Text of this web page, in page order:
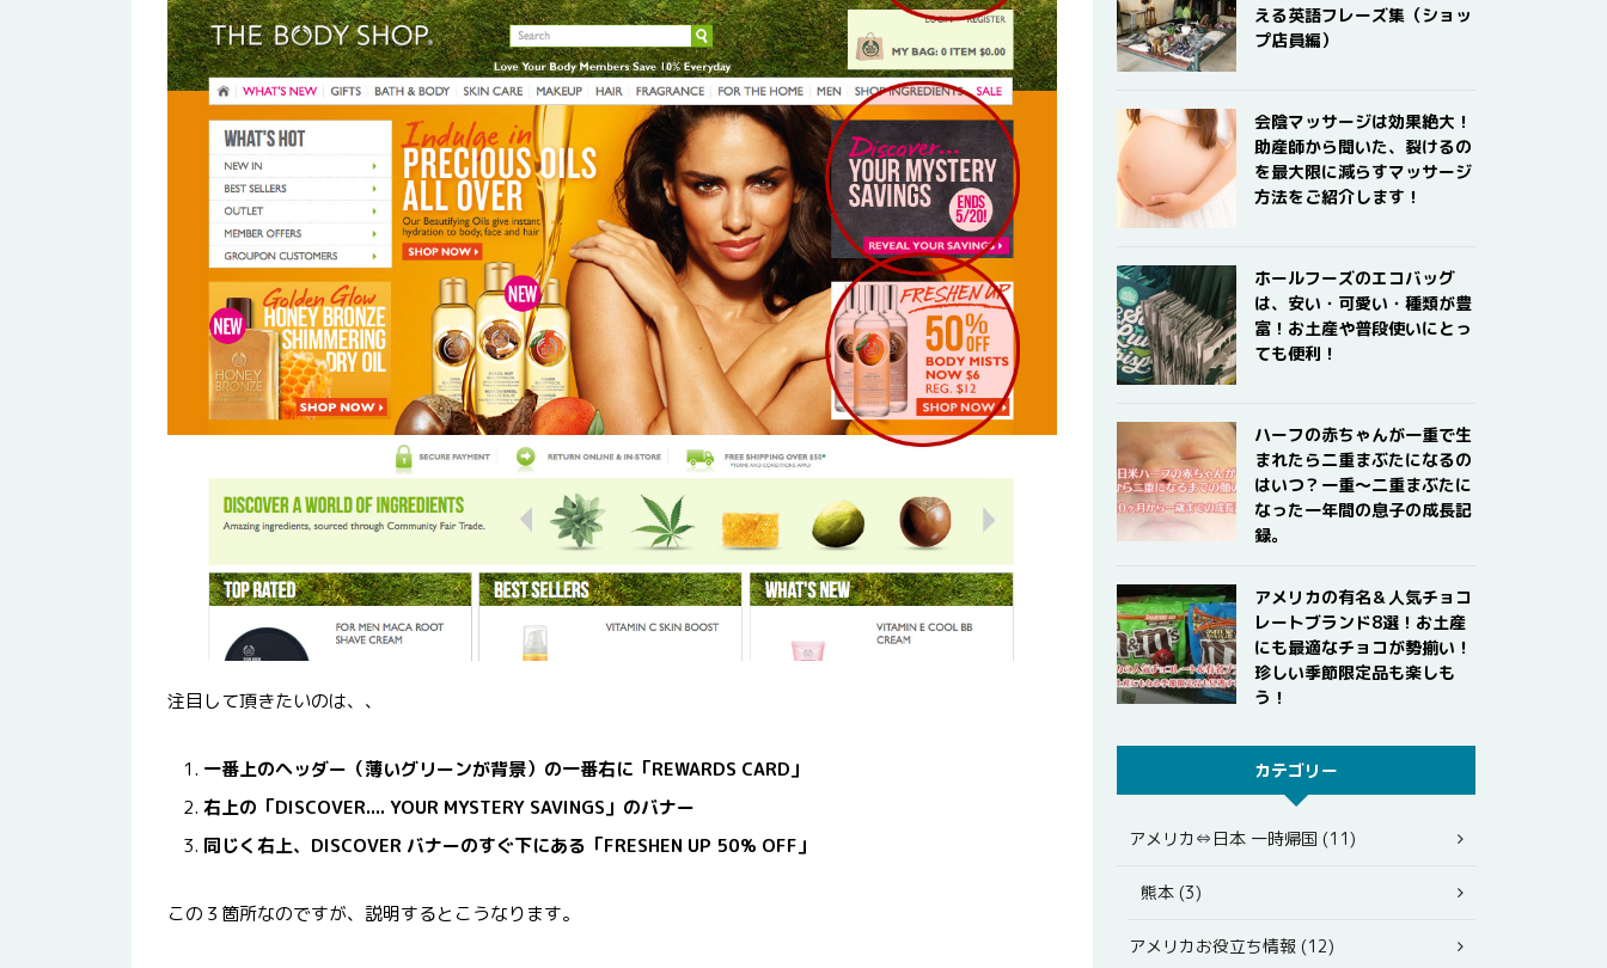
注目して頂きたいのは、、
一番上のヘッダー（薄いグリーンが背景）の一番右に「REWARDS CARD」
右上の「DISCOVER.... YOUR MYSTERY SAVINGS」のバナー
同じく右上、DISCOVER バナーのすぐ下にある「FRESHEN UP 50% OFF」
この３箇所なのですが、説明するとこうなります。
える英語フレーズ集（ショッ
プ店員編）
会陰マッサージは効果絶大！
助産師から聞いた、裂けるの
を最大限に減らすマッサージ
方法をご紹介します！
ホールフーズのエコバッグ
は、安い・可愛い・種類が豊
富！お土産や普段使いにとっ
ても便利！
ハーフの赤ちゃんが一重で生
まれたら二重まぶたになるの
はいつ？一重〜二重まぶたに
なった一年間の息子の成長記
録。
アメリカの有名＆人気チョコ
レートブランド8選！お土産
にも最適なチョコが勢揃い！
珍しい季節限定品も楽しも
う！
カテゴリー
アメリカ⇔日本 一時帰国 (11)
熊本 (3)
アメリカお役立ち情報 (12)